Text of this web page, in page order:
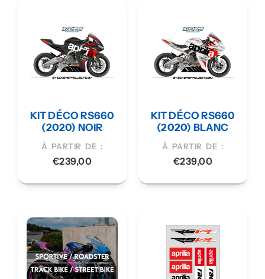
KIT DÉCO RS660
(2020) NOIR
À PARTIR DE :
€239,00
KIT DÉCO RS660
(2020) BLANC
À PARTIR DE :
€239,00